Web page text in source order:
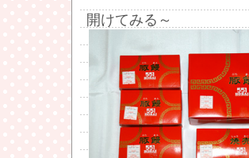
開けてみる～